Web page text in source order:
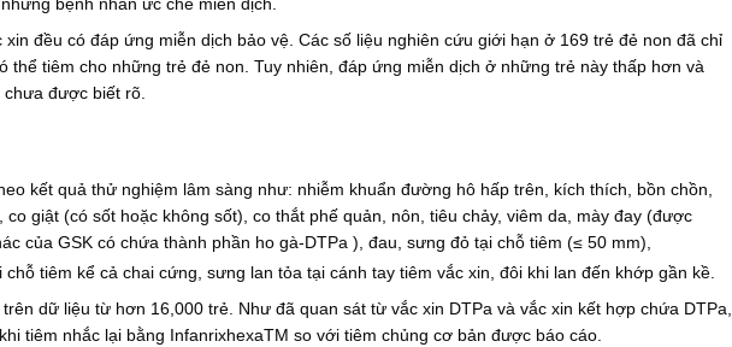
xin đều có đáp ứng miễn dịch bảo vệ. Các số liệu nghiên cứu giới hạn ở 169 trẻ đẻ non đã chỉ
thể tiêm cho những trẻ đẻ non. Tuy nhiên, đáp ứng miễn dịch ở những trẻ này thấp hơn và
được biết rõ.
kết quả thử nghiệm lâm sàng như: nhiễm khuẩn đường hô hấp trên, kích thích, bồn chồn,
giật (có sốt hoặc không sốt), co thắt phế quản, nôn, tiêu chảy, viêm da, mày đay (được
của GSK có chứa thành phần ho gà-DTPa ), đau, sưng đỏ tại chỗ tiêm (≤ 50 mm),
tiêm kể cả chai cứng, sưng lan tỏa tại cánh tay tiêm vắc xin, đôi khi lan đến khớp gần kề.
dữ liệu từ hơn 16,000 trẻ. Như đã quan sát từ vắc xin DTPa và vắc xin kết hợp chứa DTPa,
tiêm nhắc lại bằng InfanrixhexaTM so với tiêm chủng cơ bản được báo cáo.